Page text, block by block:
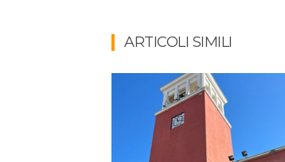
ARTICOLI SIMILI